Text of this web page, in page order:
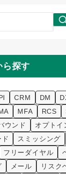
ら探す
CRM DM
MFA RCS
ウンド オプトイ
スミッシング
フリーダイヤル
メール
リスク